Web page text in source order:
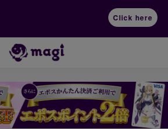
Click here